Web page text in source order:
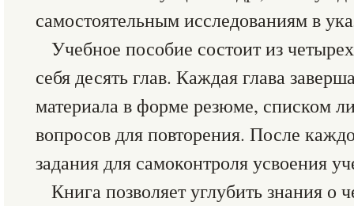
самостоятельным исследованиям в
Учебное пособие состоит из
себя десять глав. Каждая глава
материала в форме резюме, списком
вопросов для повторения. После
задания для самоконтроля усвоения
Книга позволяет углубить знания о